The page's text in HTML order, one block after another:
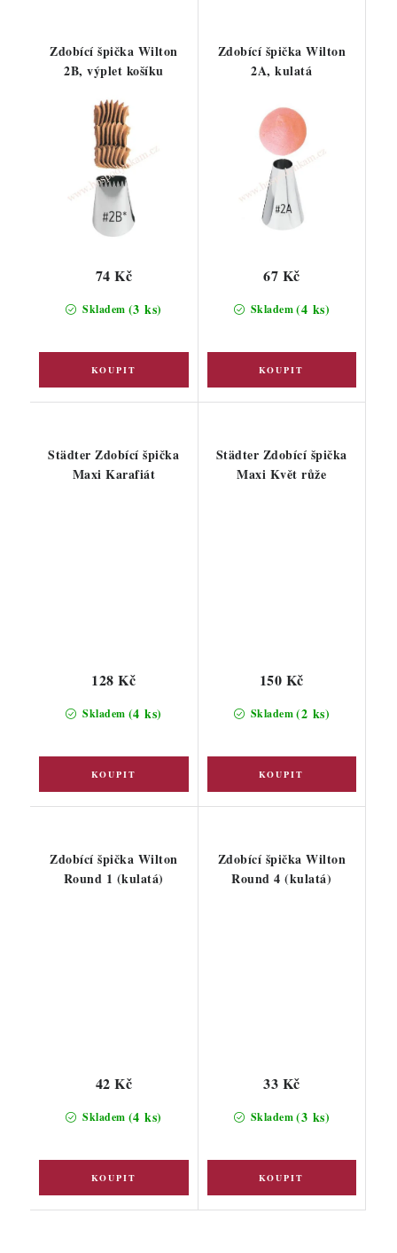
Zdobící špička Wilton
2B, výplet košíku
Skladem (3 ks)
74 Kč
Zdobící špička Wilton
2A, kulatá
Skladem(4 ks)
67 Kč
Städter Zdobící špička
Maxi Karafiát
Skladem (4 ks)
128 Kč
Städter Zdobící špička
Maxi Květ růže
Skladem(2 ks)
150 Kč
Zdobící špička Wilton
Round 1 (kulatá)
Skladem (4 ks)
42 Kč
Zdobící špička Wilton
Round 4 (kulatá)
Skladem(3 ks)
33 Kč